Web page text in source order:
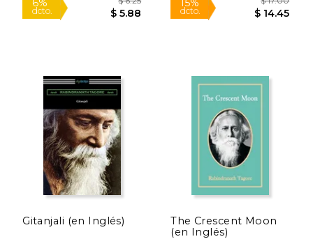
Rápido
Gitanjali (en Inglés)
The Crescent Moon
(en Inglés)